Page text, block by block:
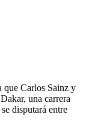
que Carlos Sainz y
una carrera
disputará entre